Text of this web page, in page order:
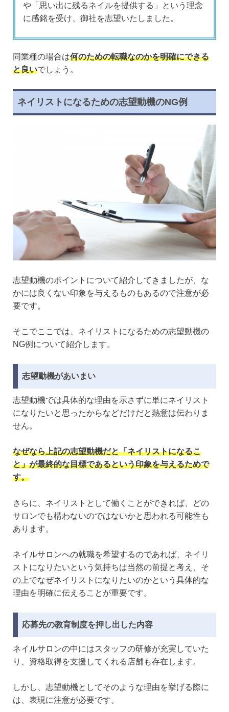
や「思い出に残るネイルを提供する」という理念
に感銘を受け、御社を志望いたしました。
同業種の場合は何のための転職なのかを明確にできる
と良いでしょう。
ネイリストになるための志望動機のNG例
志望動機のポイントについて紹介してきましたが、な
かには良くない印象を与えるものもあるので注意が必
要です。
そこでここでは、ネイリストになるための志望動機の
NG例について紹介します。
志望動機があいまい
志望動機では具体的な理由を示さずに単にネイリスト
になりたいと思ったからなどだけだと熱意は伝わりま
せん。
なぜなら上記の志望動機だと「ネイリストになるこ
と」が最終的な目標であるという印象を与えるためで
す。
さらに、ネイリストとして働くことができれば、どの
サロンでも構わないのではないかと思われる可能性も
あります。
ネイルサロンへの就職を希望するのであれば、ネイリ
ストになりたいという気持ちは当然の前提と考え、そ
の上でなぜネイリストになりたいのかという具体的な
理由を明確に伝えることが重要です。
応募先の教育制度を押し出した内容
ネイルサロンの中にはスタッフの研修が充実していた
り、資格取得を支援してくれる店舗も存在します。
しかし、志望動機としてそのような理由を挙げる際に
は、表現に注意が必要です。